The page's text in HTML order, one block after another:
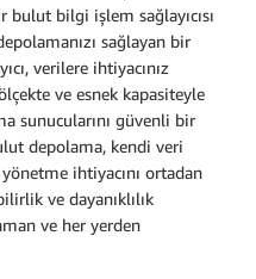
bilgi işlem sağlayıcısı
sağlayan bir
verilere ihtiyacınız
ve esnek kapasiteyle
sunucularını güvenli bir
depolama, kendi veri
ihtiyacını ortadan
ve dayanıklılık
ve her yerden